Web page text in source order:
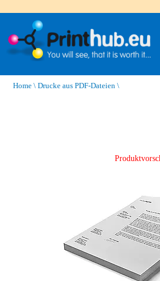
Home \ Drucke aus PDF-Dateien \